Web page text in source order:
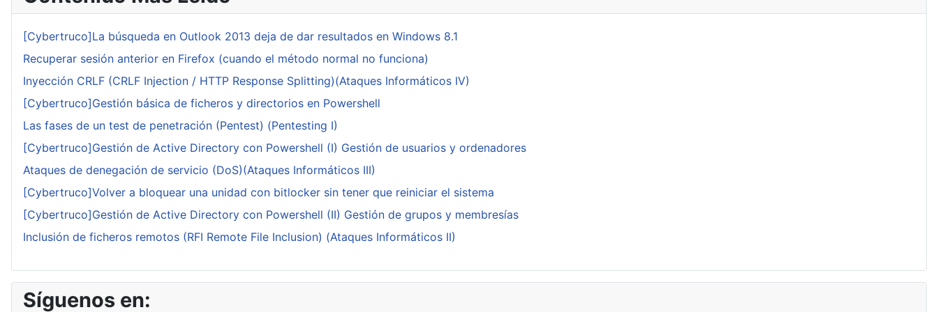
[Cybertruco]La búsqueda en Outlook 2013 deja de dar resultados en Windows 8.1
Recuperar sesión anterior en Firefox (cuando el método normal no funciona)
Inyección CRLF (CRLF Injection / HTTP Response Splitting)(Ataques Informáticos IV)
[Cybertruco]Gestión básica de ficheros y directorios en Powershell
Las fases de un test de penetración (Pentest) (Pentesting I)
[Cybertruco]Gestión de Active Directory con Powershell (I) Gestión de usuarios y ordenadores
Ataques de denegación de servicio (DoS)(Ataques Informáticos III)
[Cybertruco]Volver a bloquear una unidad con bitlocker sin tener que reiniciar el sistema
[Cybertruco]Gestión de Active Directory con Powershell (II) Gestión de grupos y membresías
Inclusión de ficheros remotos (RFI Remote File Inclusion) (Ataques Informáticos II)
Síguenos en: